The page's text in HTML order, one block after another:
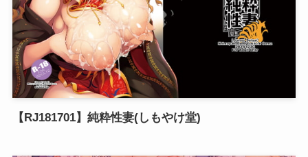
【RJ181701】純粋性妻(しもやけ堂)